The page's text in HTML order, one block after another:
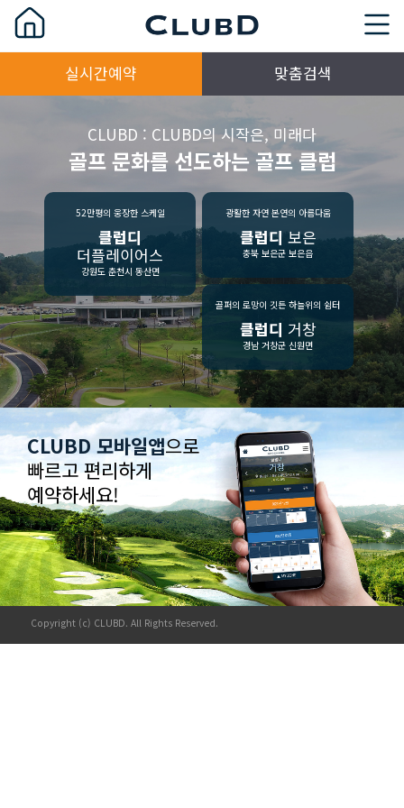
실시간예약 맞춤검색
CLUBD : CLUBD의 시작은, 미래다
골프 문화를 선도하는 골프 클럽
52만평의 웅장한 스케일
클럽디
더플레이어스
강원도 춘천시 동산면
광활한 자연 본연의 아름다움
클럽디 보은
충북 보은군 보은읍
골퍼의 로망이 깃든 하늘위의 쉼터
클럽디 거창
경남 거창군 신원면
CLUBD 모바일앱으로
빠르고 편리하게
예약하세요!
Copyright (c) CLUBD. All Rights Reserved.